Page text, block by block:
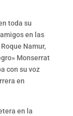
toda su
en las
Namur,
Monserrat
con su voz
en
en la